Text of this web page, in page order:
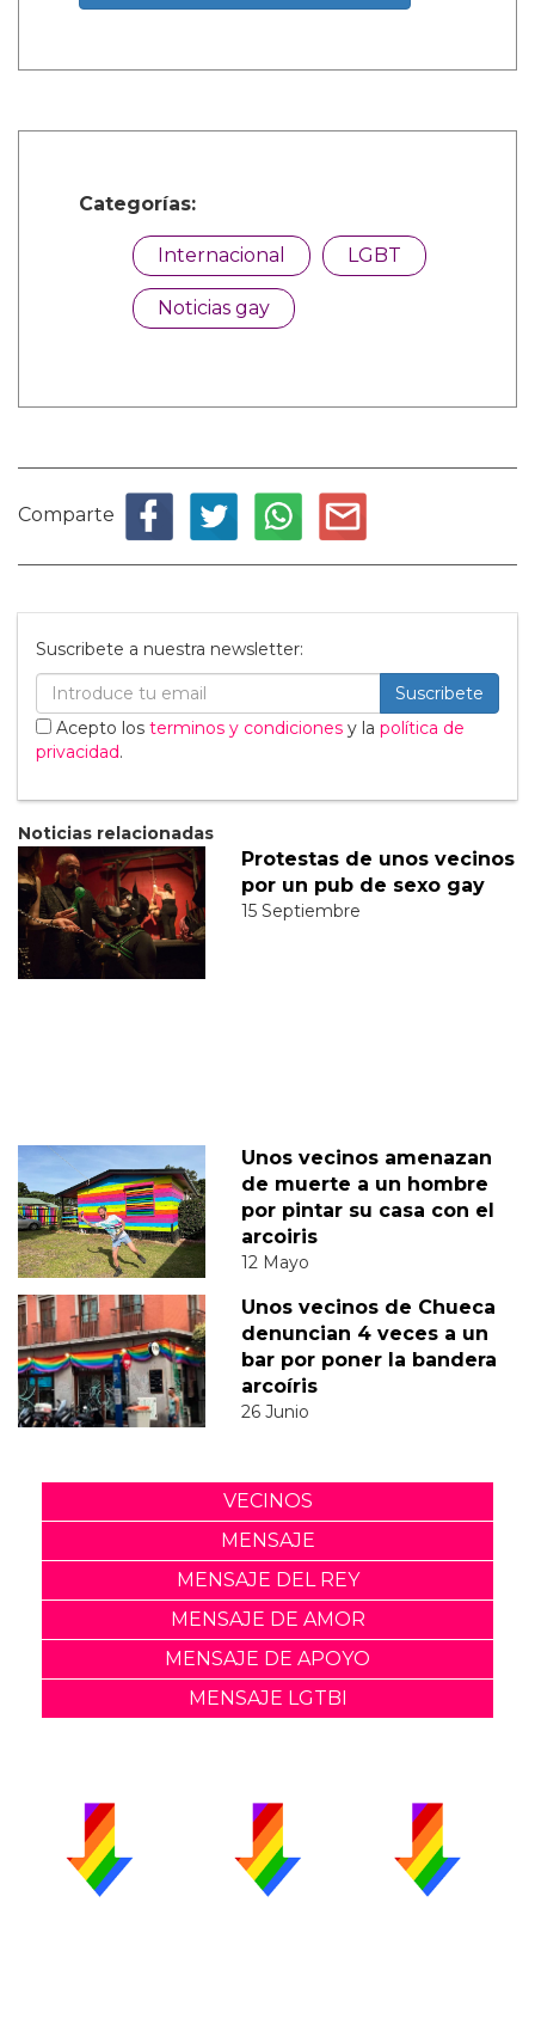
Categorías:
Internacional LGBT
Noticias gay
Comparte
Suscribete a nuestra newsletter:
Suscribete
Acepto los terminos y condiciones y la política de
privacidad.
Noticias relacionadas
Protestas de unos vecinos
por un pub de sexo gay
15 Septiembre
Unos vecinos amenazan
de muerte a un hombre
por pintar su casa con el
arcoiris
12 Mayo
Unos vecinos de Chueca
denuncian 4 veces a un
bar por poner la bandera
arcoíris
26 Junio
VECINOS
MENSAJE
MENSAJE DEL REY
MENSAJE DE AMOR
MENSAJE DE APOYO
MENSAJE LGTBI